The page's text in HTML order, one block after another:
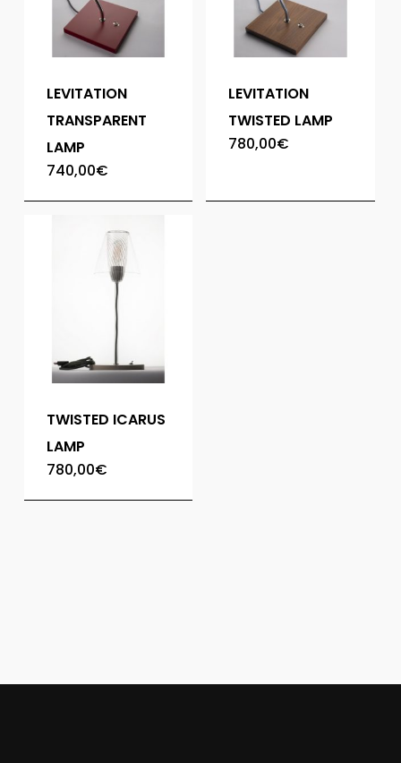
LEVITATION
TRANSPARENT
LAMP
740,00€
LEVITATION
TWISTED LAMP
780,00€
TWISTED ICARUS
LAMP
780,00€